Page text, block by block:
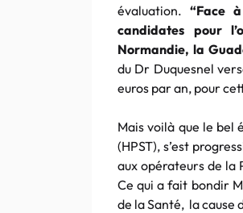
évaluation. “Face
candidates pour
Normandie, la
du Dr Duquesnel
euros par an, pour
Mais voilà que le
(HPST), s’est
aux opérateurs de la
Ce qui a fait bondir
de la Santé, la cause